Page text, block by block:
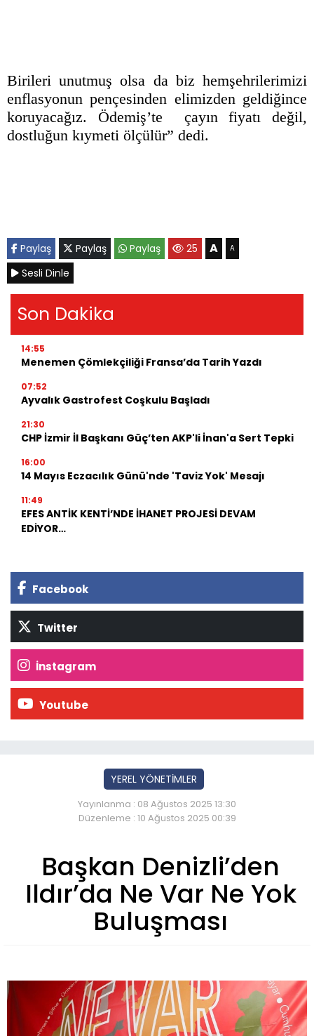
Birileri unutmuş olsa da biz hemşehrilerimizi
enflasyonun pençesinden elimizden geldiğince
koruyacağız. Ödemiş’te çayın fiyatı değil,
dostluğun kıymeti ölçülür” dedi.
Paylaş Paylaş Paylaş 25 A A
Sesli Dinle
Son Dakika
14:55
Menemen Çömlekçiliği Fransa’da Tarih Yazdı
07:52
Ayvalık Gastrofest Coşkulu Başladı
21:30
CHP İzmir İl Başkanı Güç’ten AKP'li İnan'a Sert Tepki
16:00
14 Mayıs Eczacılık Günü'nde 'Taviz Yok' Mesajı
11:49
EFES ANTİK KENTİ’NDE İHANET PROJESİ DEVAM
EDİYOR…
Facebook
Twitter
İnstagram
Youtube
YEREL YÖNETİMLER
Yayınlanma : 08 Ağustos 2025 13:30
Düzenleme : 10 Ağustos 2025 00:39
Başkan Denizli’den
Ildır’da Ne Var Ne Yok
Buluşması